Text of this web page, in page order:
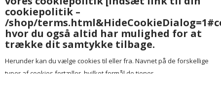
cookiepolitik –
/shop/
hvor du også altid har mulighed for at
trække dit samtykke tilbage.
Herunder kan du vælge cookies til eller fra. Navnet på de forskellige
typer af cookies fortæller, hvilket formål de tjener.